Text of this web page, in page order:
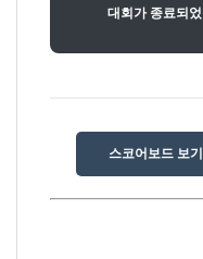
대회가 종료되
스코어보드 보기